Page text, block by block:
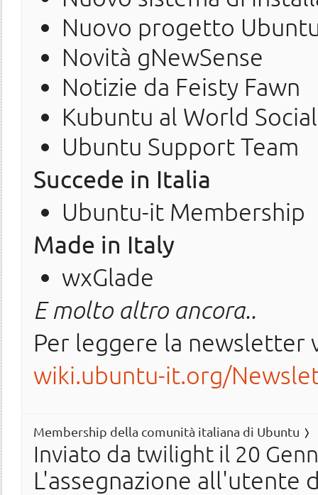
Nuovo progetto
Novità gNewSense
Notizie da Feisty Fawn
Kubuntu al World
Ubuntu Support Team
Succede in Italia
Ubuntu-it Membership
Made in Italy
wxGlade
E molto altro ancora..
Per leggere la newsletter
wiki.ubuntu-it.org/
Membership della comunità italiana di Ubuntu
Inviato da twilight il 20
L'assegnazione all'utente